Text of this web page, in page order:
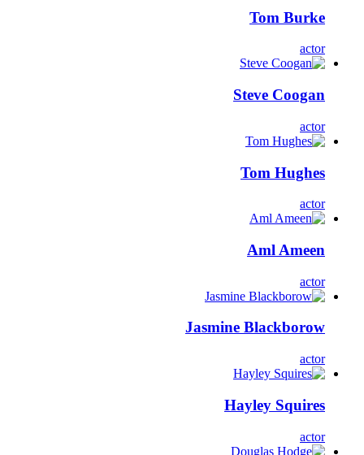
Tom Burke
actor
Steve Coogan
actor
Tom Hughes
actor
Aml Ameen
actor
Jasmine Blackborow
actor
Hayley Squires
actor